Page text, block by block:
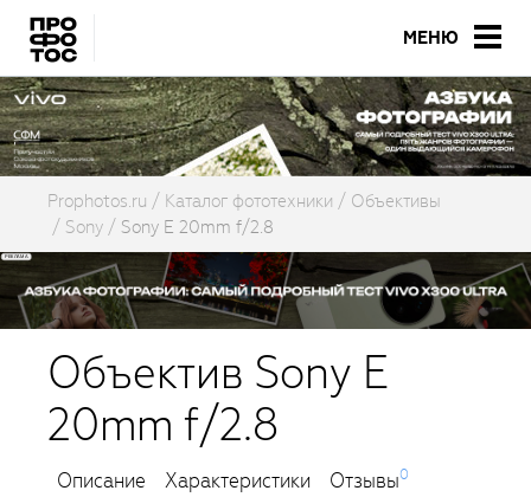
МЕНЮ
Prophotos.ru Каталог фототехники
Объективы
Sony
Sony E 20mm f/2.8
Объектив Sony E
20mm f/2.8
Описание Характеристики Отзывы0